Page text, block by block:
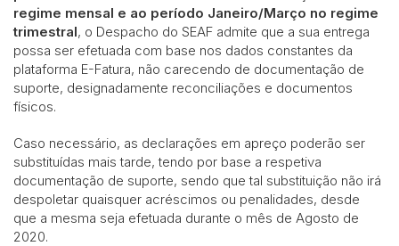
regime mensal e ao período Janeiro/Março no regime
trimestral, o Despacho do SEAF admite que a sua entrega
possa ser efetuada com base nos dados constantes da
plataforma E-Fatura, não carecendo de documentação de
suporte, designadamente reconciliações e documentos
físicos.
Caso necessário, as declarações em apreço poderão ser
substituídas mais tarde, tendo por base a respetiva
documentação de suporte, sendo que tal substituição não irá
despoletar quaisquer acréscimos ou penalidades, desde
que a mesma seja efetuada durante o mês de Agosto de
2020.